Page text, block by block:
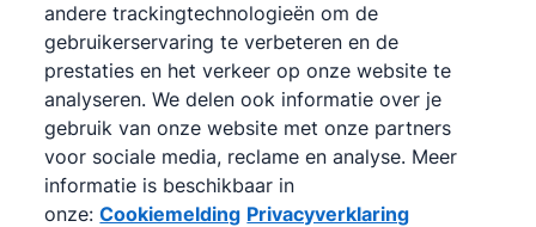
©2026 Pipedrive
Pipedrive
Gebruiksvoorwaarden
Pipedrive
Privacyverklaring
Siteoverzicht
Cookiemelding
Cookievoorkeuren
Pipedrive is een online CRM voor sales.
andere trackingtechnologieën om de
gebruikerservaring te verbeteren en de
prestaties en het verkeer op onze website te
analyseren. We delen ook informatie over je
gebruik van onze website met onze partners
voor sociale media, reclame en analyse. Meer
informatie is beschikbaar in
onze: Cookiemelding Privacyverklaring